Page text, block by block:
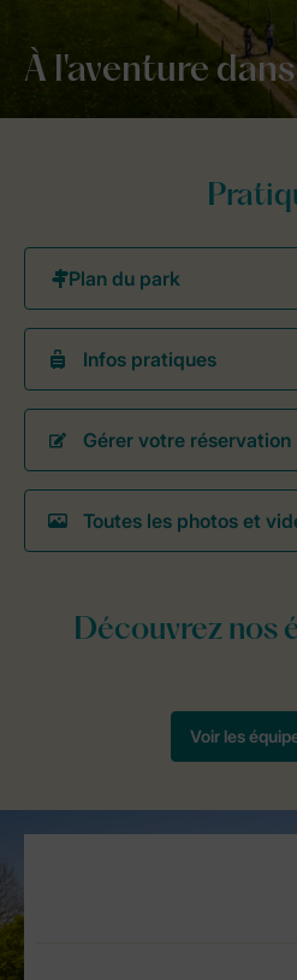
À l'aventure
Infos pratiques
Gérer votre réservation
Toutes les photos et